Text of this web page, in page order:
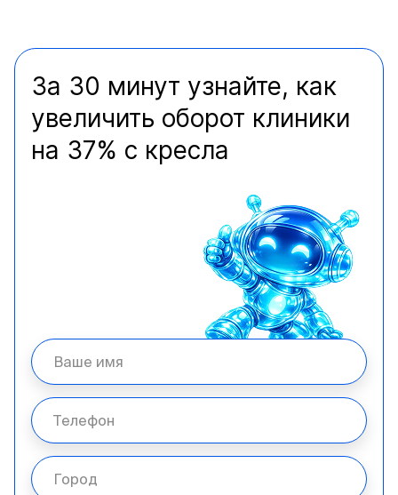
За 30 минут узнайте, как
увеличить оборот клиники
на 37% с кресла